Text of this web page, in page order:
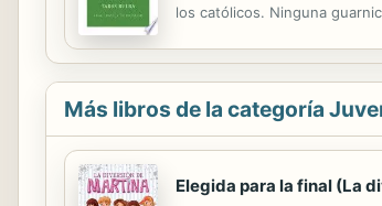
los católicos. Ninguna
Más libros de la categoría
Elegida para la final (La